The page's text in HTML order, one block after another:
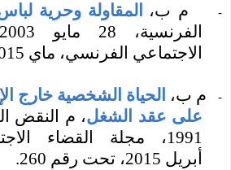
- م ب، المقاولة وحرية
الفرنسية، 28 مايو 2003،
الاجتماعي الفرنسي، ماي 2015، تحت رقم 268.
- م ب، الحياة الشخصية خارج
على عقد الشغل
1991،
مجلة القضاء
أبريل 2015، تحت رقم 260.